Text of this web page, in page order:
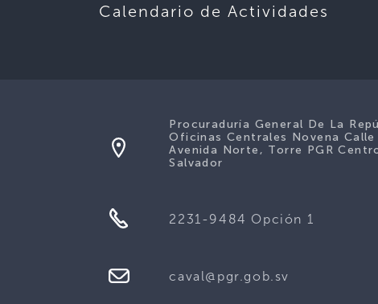
Calendario de Actividades
Procuraduría General De La
Oficinas Centrales Novena
Avenida Norte, Torre PGR
Salvador
2231-9484 Opción 1
caval@pgr.gob.sv